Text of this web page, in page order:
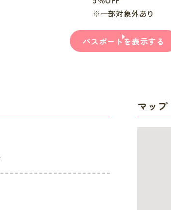
※一部対象外あり
パスポートを表示する
マップ